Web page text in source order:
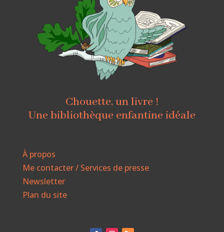
Chouette, un livre !
Une bibliothèque enfantine idéale
À propos
Me contacter / Services de presse
Newsletter
Plan du site